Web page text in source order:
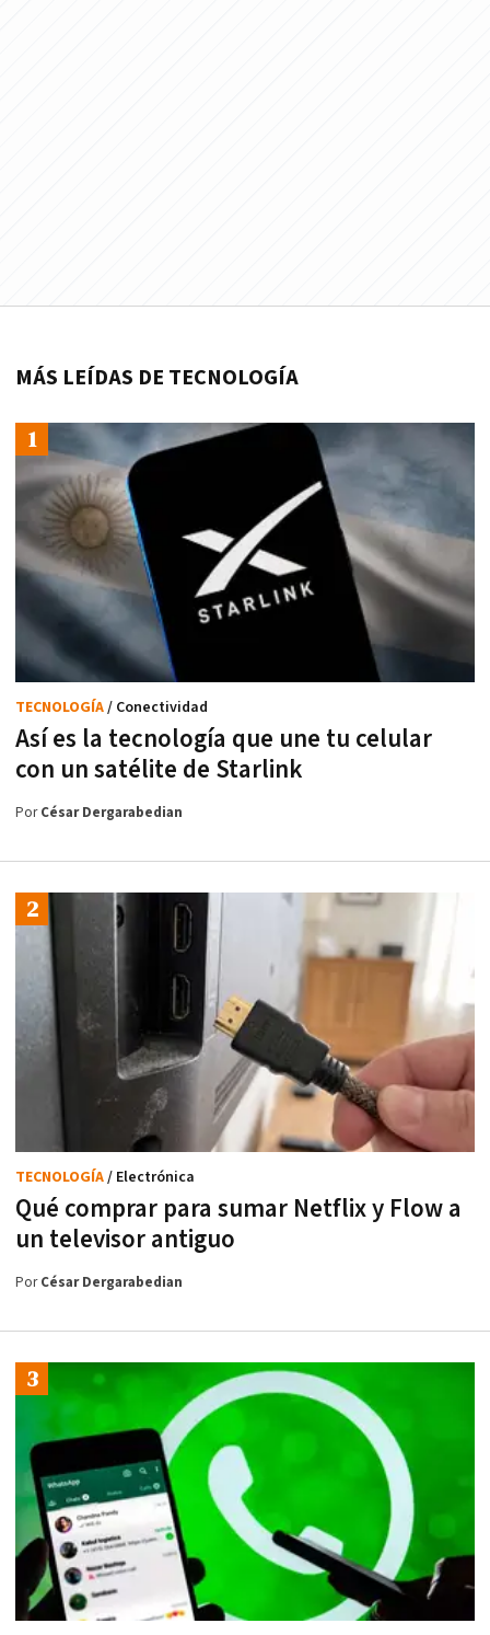
MÁS LEÍDAS DE TECNOLOGÍA
Así es la tecnología que une tu celular
con un satélite de Starlink
TECNOLOGÍA/ Conectividad
PorCésar Dergarabedian
Qué comprar para sumar Netflix y Flow a
un televisor antiguo
TECNOLOGÍA/ Electrónica
PorCésar Dergarabedian